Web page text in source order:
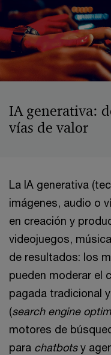
IA generativa:
vías de valor
La IA generativa
imágenes, audio o
en creación y
videojuegos,
de resultados: los
pueden moderar el
pagada tradicional
(search engine
motores de
para chatbotsy